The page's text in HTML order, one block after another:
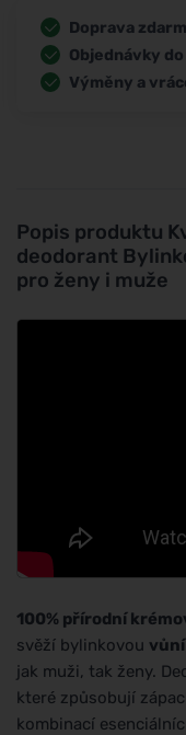
Popis produktu
deodorant
pro ženy i muže
100% přírodní
svěží bylinkovou
jak muži, tak ženy.
které způsobují
kombinací
Doprava
Objednávky
Výměny a